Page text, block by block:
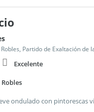
Partido de Exaltación de
Excelente